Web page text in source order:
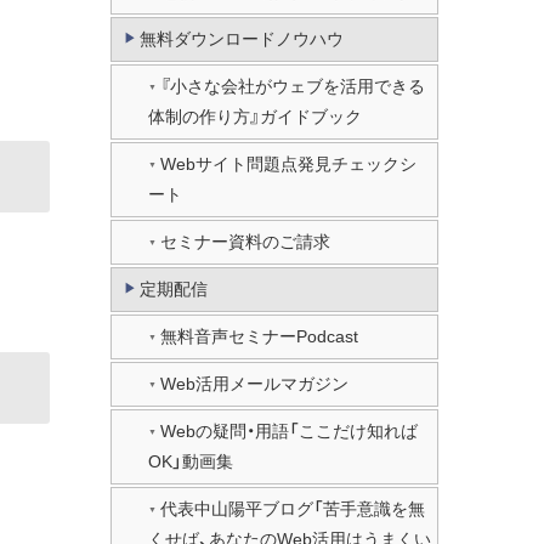
無料ダウンロードノウハウ
『小さな会社がウェブを活用できる
体制の作り方』ガイドブック
Webサイト問題点発見チェックシ
ート
セミナー資料のご請求
定期配信
無料音声セミナーPodcast
Web活用メールマガジン
Webの疑問・用語「ここだけ知れば
OK」動画集
代表中山陽平ブログ「苦手意識を無
くせば、あなたのWeb活用はうまくい